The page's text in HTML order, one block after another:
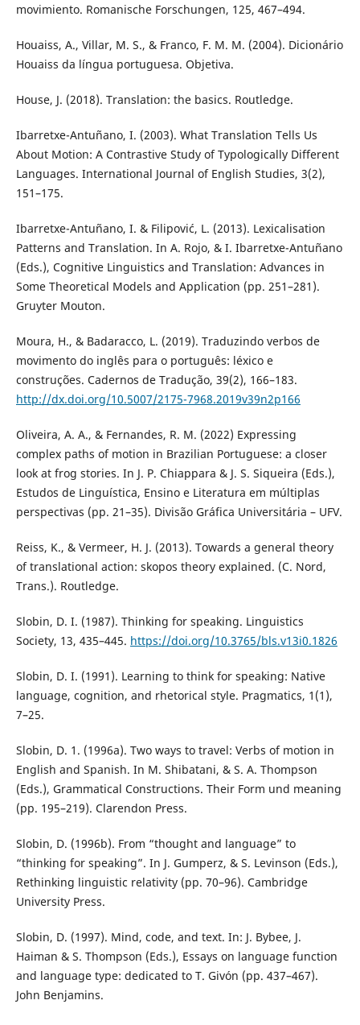
movimiento. Romanische Forschungen, 125, 467–494.
Houaiss, A., Villar, M. S., & Franco, F. M. M. (2004). Dicionário
Houaiss da língua portuguesa. Objetiva.
House, J. (2018). Translation: the basics. Routledge.
Ibarretxe-Antuñano, I. (2003). What Translation Tells Us
About Motion: A Contrastive Study of Typologically Different
Languages. International Journal of English Studies, 3(2),
151–175.
Ibarretxe-Antuñano, I. & Filipović, L. (2013). Lexicalisation
Patterns and Translation. In A. Rojo, & I. Ibarretxe-Antuñano
(Eds.), Cognitive Linguistics and Translation: Advances in
Some Theoretical Models and Application (pp. 251–281).
Gruyter Mouton.
Moura, H., & Badaracco, L. (2019). Traduzindo verbos de
movimento do inglês para o português: léxico e
construções. Cadernos de Tradução, 39(2), 166–183.
http://dx.doi.org/10.5007/2175-7968.2019v39n2p166
Oliveira, A. A., & Fernandes, R. M. (2022) Expressing
complex paths of motion in Brazilian Portuguese: a closer
look at frog stories. In J. P. Chiappara & J. S. Siqueira (Eds.),
Estudos de Linguística, Ensino e Literatura em múltiplas
perspectivas (pp. 21–35). Divisão Gráfica Universitária – UFV.
Reiss, K., & Vermeer, H. J. (2013). Towards a general theory
of translational action: skopos theory explained. (C. Nord,
Trans.). Routledge.
Slobin, D. I. (1987). Thinking for speaking. Linguistics
Society, 13, 435–445. https://doi.org/10.3765/bls.v13i0.1826
Slobin, D. I. (1991). Learning to think for speaking: Native
language, cognition, and rhetorical style. Pragmatics, 1(1),
7–25.
Slobin, D. 1. (1996a). Two ways to travel: Verbs of motion in
English and Spanish. In M. Shibatani, & S. A. Thompson
(Eds.), Grammatical Constructions. Their Form und meaning
(pp. 195–219). Clarendon Press.
Slobin, D. (1996b). From “thought and language” to
“thinking for speaking”. In J. Gumperz, & S. Levinson (Eds.),
Rethinking linguistic relativity (pp. 70–96). Cambridge
University Press.
Slobin, D. (1997). Mind, code, and text. In: J. Bybee, J.
Haiman & S. Thompson (Eds.), Essays on language function
and language type: dedicated to T. Givón (pp. 437–467).
John Benjamins.